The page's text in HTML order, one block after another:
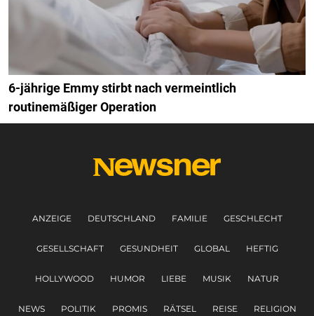
6-jährige Emmy stirbt nach vermeintlich
routinemäßiger Operation
ANZEIGE DEUTSCHLAND FAMILIE GESCHLECHT
GESELLSCHAFT GESUNDHEIT GLOBAL HEFTIG
HOLLYWOOD HUMOR LIEBE MUSIK NATUR
NEWS POLITIK PROMIS RÄTSEL REISE RELIGION